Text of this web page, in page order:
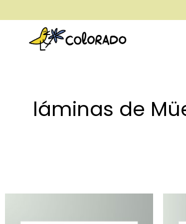
envío gratis a partir de 28€
láminas de